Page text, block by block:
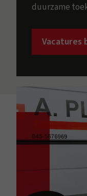
duurzame
Vacatures